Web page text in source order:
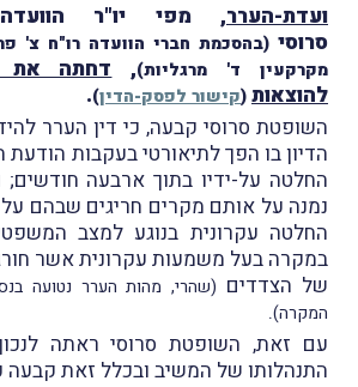
ועדת-הערר, מפי יו"ר
סרוסי (בהסכמת חברי הוועדה רו"ח צ'
מקרקעין ד' מרגליות),דחתה את
להוצאות(קישור לפסק-הדין)
.
השופטת סרוסי קבעה, כי דין הערר
הדיון בו הפך לתיאורטי בעקבות
החלטה על-ידיו בתוך ארבעה חודשים;
נמנה על אותם מקרים חריגים שבהם
החלטה עקרונית בנוגע למצב
במקרה בעל משמעות עקרונית אשר
של הצדדים (שהרי, מהות הערר נטועה
המקרה).
עם זאת, השופטת סרוסי ראתה
התנהלותו של המשיב ובכלל זאת קבעה